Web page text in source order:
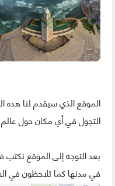
التجول في أي مكان حول
بعد التوجه إلى الموقع نكتب
في مدنها كما تلاحظون في